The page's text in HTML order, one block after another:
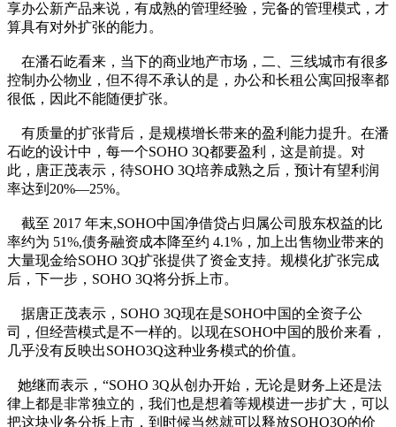
享办公新产品来说，有成熟的管理经验，完备的管理模式，才
算具有对外扩张的能力。
在潘石屹看来，当下的商业地产市场，二、三线城市有很多
控制办公物业，但不得不承认的是，办公和长租公寓回报率都
很低，因此不能随便扩张。
有质量的扩张背后，是规模增长带来的盈利能力提升。在潘
石屹的设计中，每一个SOHO 3Q都要盈利，这是前提。对
此，唐正茂表示，待SOHO 3Q培养成熟之后，预计有望利润
率达到20%—25%。
截至 2017 年末,SOHO中国净借贷占归属公司股东权益的比
率约为 51%,债务融资成本降至约 4.1%，加上出售物业带来的
大量现金给SOHO 3Q扩张提供了资金支持。规模化扩张完成
后，下一步，SOHO 3Q将分拆上市。
据唐正茂表示，SOHO 3Q现在是SOHO中国的全资子公
司，但经营模式是不一样的。以现在SOHO中国的股价来看，
几乎没有反映出SOHO3Q这种业务模式的价值。
她继而表示，“SOHO 3Q从创办开始，无论是财务上还是法
律上都是非常独立的，我们也是想着等规模进一步扩大，可以
把这块业务分拆上市，到时候当然就可以释放SOHO3Q的价